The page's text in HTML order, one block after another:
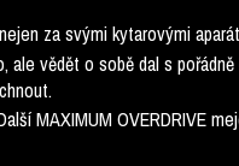
za svými kytarovými
vědět o sobě dal s
MAXIMUM OVERDRIVE